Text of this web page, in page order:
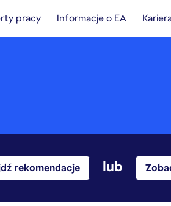
pracy Informacje o EA
rekomendacje lub